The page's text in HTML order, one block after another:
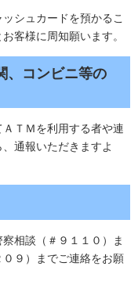
シュカードを預かるこ
客様に周知願います。
、コンビニ等の
ＴＭを利用する者や連
通報いただきますよ
相談（＃９１１０）ま
９）までご連絡をお願